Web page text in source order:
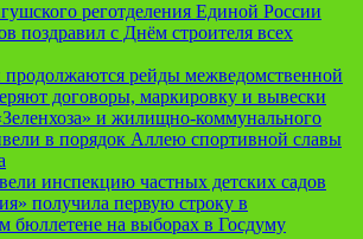
реготделения Единой России
поздравил с Днём строителя всех
рейды межведомственной
договоры, маркировку и вывески
и жилищно-коммунального
в порядок Аллею спортивной славы
инспекцию частных детских садов
получила первую строку в
бюллетене на выборах в Госдуму